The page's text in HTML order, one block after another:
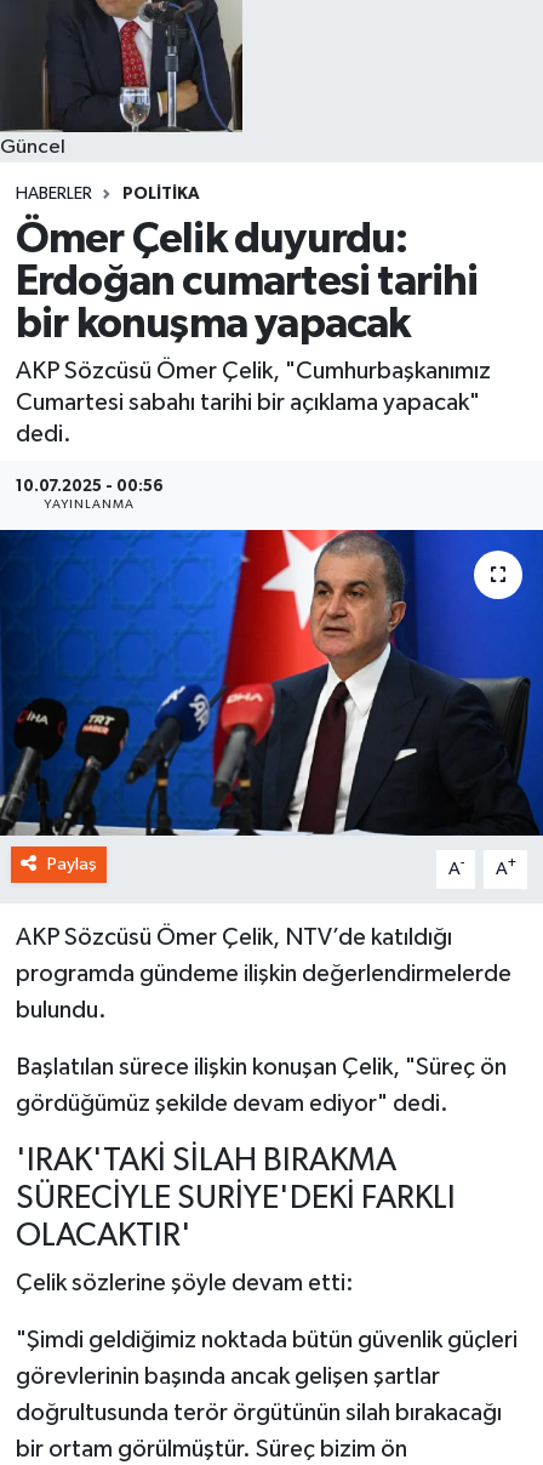
Güncel
HABERLER POLITIKA
Ömer Çelik duyurdu:
Erdoğan cumartesi tarihi
bir konuşma yapacak
AKP Sözcüsü Ömer Çelik, "Cumhurbaşkanımız
Cumartesi sabahı tarihi bir açıklama yapacak"
dedi.
10.07.2025 - 00:56
YAYINLANMA
Paylaş A- A+
AKP Sözcüsü Ömer Çelik, NTV’de katıldığı
programda gündeme ilişkin değerlendirmelerde
bulundu.
Başlatılan sürece ilişkin konuşan Çelik, "Süreç ön
gördüğümüz şekilde devam ediyor" dedi.
'IRAK'TAKİ SİLAH BIRAKMA
SÜRECİYLE SURİYE'DEKİ FARKLI
OLACAKTIR'
Çelik sözlerine şöyle devam etti:
"Şimdi geldiğimiz noktada bütün güvenlik güçleri
görevlerinin başında ancak gelişen şartlar
doğrultusunda terör örgütünün silah bırakacağı
bir ortam görülmüştür. Süreç bizim ön